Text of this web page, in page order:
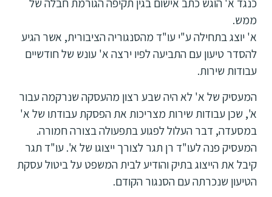
כנגד א' הוגש כתב אישום בגין תקיפה הגורמת חבלה של
ממש.
א' יוצג בתחילה ע"י עו"ד מהסנגוריה הציבורית, אשר הגיע
להסדר טיעון עם התביעה לפיו ירצה א' עונש של חודשיים
עבודות שירות.
המעסיק של א' לא היה שבע רצון מהעסקה שנרקמה עבור
א', שכן עבודות שירות מצריכות את הפסקת עבודתו של א'
במסעדה, דבר העלול לפגוע בתפעולה בצורה חמורה.
המעסיק פנה לעו"ד רן תגר לצורך ייצוגו של א'. עו"ד תגר
קיבל את הייצוג בתיק והודיע לבית המשפט על ביטול עסקת
הטיעון שנכרתה עם הסנגור הקודם.